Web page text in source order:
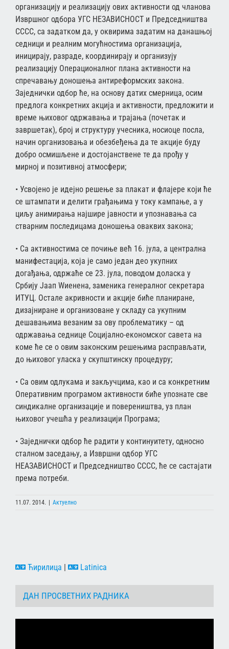
организацију и реализацију ових активности од чланова
Извршног одбора УГС НЕЗАВИСНОСТ и Председништва
СССС, са задатком да, у оквирима задатим на данашњој
седници и реалним могућностима организација,
иницирају, разраде, координирају и организују
реализацију Операционалног плана активности на
спречавању доношења антиреформских закона.
Заједнички одбор ће, на основу датих смерница, осим
предлога конкретних акција и активности, предложити и
време њиховог одржавања и трајања (почетак и
завршетак), број и структуру учесника, носиоце посла,
начин организовања и обезбеђења да те акције буду
добро осмишљене и достојанствене те да прођу у
мирној и позитивној атмосфери;
• Усвојено је идејно решење за плакат и флајере који ће
се штампати и делити грађањима у току кампање, а у
циљу анимирања најшире јавности и упознавања са
стварним последицама доношења оваквих закона;
• Са активностима се почиње већ 16. јула, а централна
манифестација, која је само један део укупних
догађања, одржаће се 23. јула, поводом доласка у
Србију Јаап Wиенена, заменика генералног секретара
ИТУЦ. Остале акривности и акције биће планиране,
дизајниране и организоване у складу са укупним
дешавањима везаним за ову проблематику – од
одржавања седнице Социјално-економског савета на
коме ће се о овим законским решењима расправљати,
до њиховог уласка у скупштинску процедуру;
• Са овим одлукама и закључцима, као и са конкретним
Оперативним програмом активности биће упознате све
синдикалне организације и повереништва, уз план
њиховог учешћа у реализацији Програма;
• Заједнички одбор ће радити у континуитету, односно
сталном заседању, а Извршни одбор УГС
НЕАЗАВИСНОСТ и Председништво СССС, ће се састајати
према потреби.
11.07. 2014. | Актуелно
Ћирилица | Latinica
ДАН ПРОСВЕТНИХ РАДНИКА